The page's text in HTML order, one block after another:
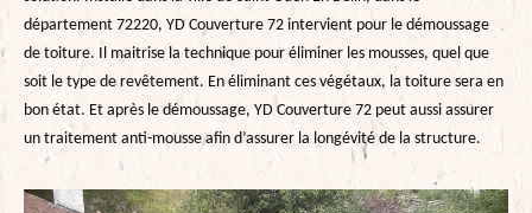
département 72220, YD Couverture 72 intervient pour le démoussage
de toiture. Il maitrise la technique pour éliminer les mousses, quel que
soit le type de revêtement. En éliminant ces végétaux, la toiture sera en
bon état. Et après le démoussage, YD Couverture 72 peut aussi assurer
un traitement anti-mousse afin d’assurer la longévité de la structure.